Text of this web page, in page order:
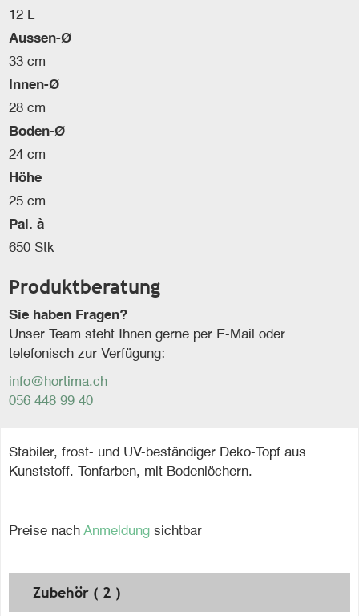
12 L
Aussen-Ø
33 cm
Innen-Ø
28 cm
Boden-Ø
24 cm
Höhe
25 cm
Pal. à
650 Stk
Produktberatung
Sie haben Fragen?
Unser Team steht Ihnen gerne per E-Mail oder
telefonisch zur Verfügung:
info@hortima.ch
056 448 99 40
Stabiler, frost- und UV-beständiger Deko-Topf aus
Kunststoff. Tonfarben, mit Bodenlöchern.
Preise nach Anmeldung sichtbar
Zubehör ( 2 )